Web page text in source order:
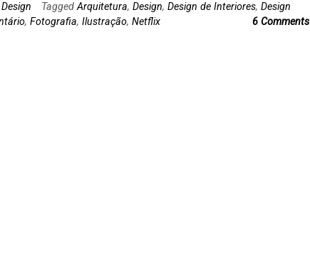
Tagged Arquitetura, Design, Design de Interiores, Design
, Fotografia, Ilustração, Netflix 6 Comments